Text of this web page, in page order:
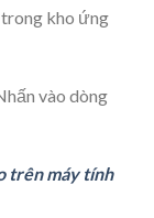
kho ứng
vào dòng
trên máy tính